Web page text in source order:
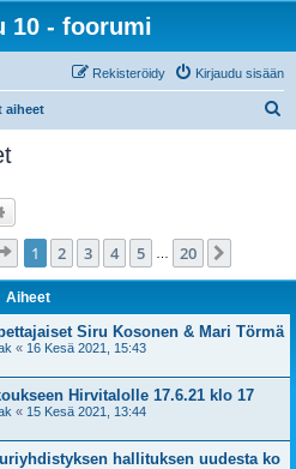
10 - foorumi
Kirjaudu sisään
Rekisteröidy
aiheet
Sivu /20
1 2 3 4 5 20
Aiheet
Siru Kosonen & Mari Törmä
« 16 Kesä 2021, 15:43
Hirvitalolle 17.6.21 klo 17
« 15 Kesä 2021, 13:44
hallituksen uudesta ko